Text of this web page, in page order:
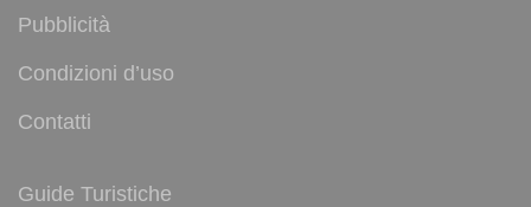
Pubblicità
Condizioni d’uso
Contatti
Guide Turistiche